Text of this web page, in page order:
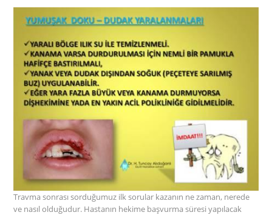
Travma sonrası sorduğumuz ilk sorular kazanın ne zaman, nerede
ve nasıl olduğudur. Hastanın hekime başvurma süresi yapılacak